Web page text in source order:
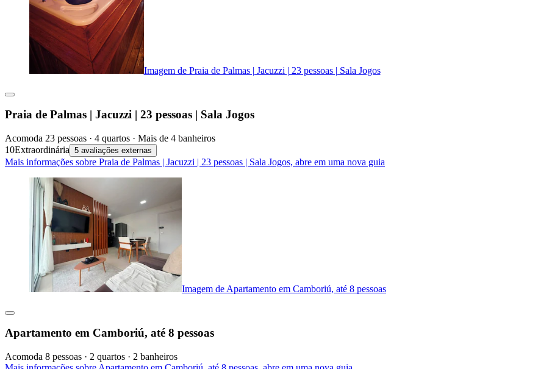
Imagem de Praia de Palmas | Jacuzzi | 23 pessoas | Sala Jogos
Praia de Palmas | Jacuzzi | 23 pessoas | Sala Jogos
Acomoda 23 pessoas · 4 quartos · Mais de 4 banheiros
10Extraordinária 5 avaliações externas
Mais informações sobre Praia de Palmas | Jacuzzi | 23 pessoas | Sala Jogos, abre em uma nova guia
Imagem de Apartamento em Camboriú, até 8 pessoas
Apartamento em Camboriú, até 8 pessoas
Acomoda 8 pessoas · 2 quartos · 2 banheiros